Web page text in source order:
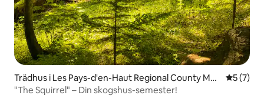
Trädhus i Les Pays-d'en-Haut Regional County Mun
icipality
5 av 5 i
5 (7)
"The Squirrel" – Din skogshus-semester!